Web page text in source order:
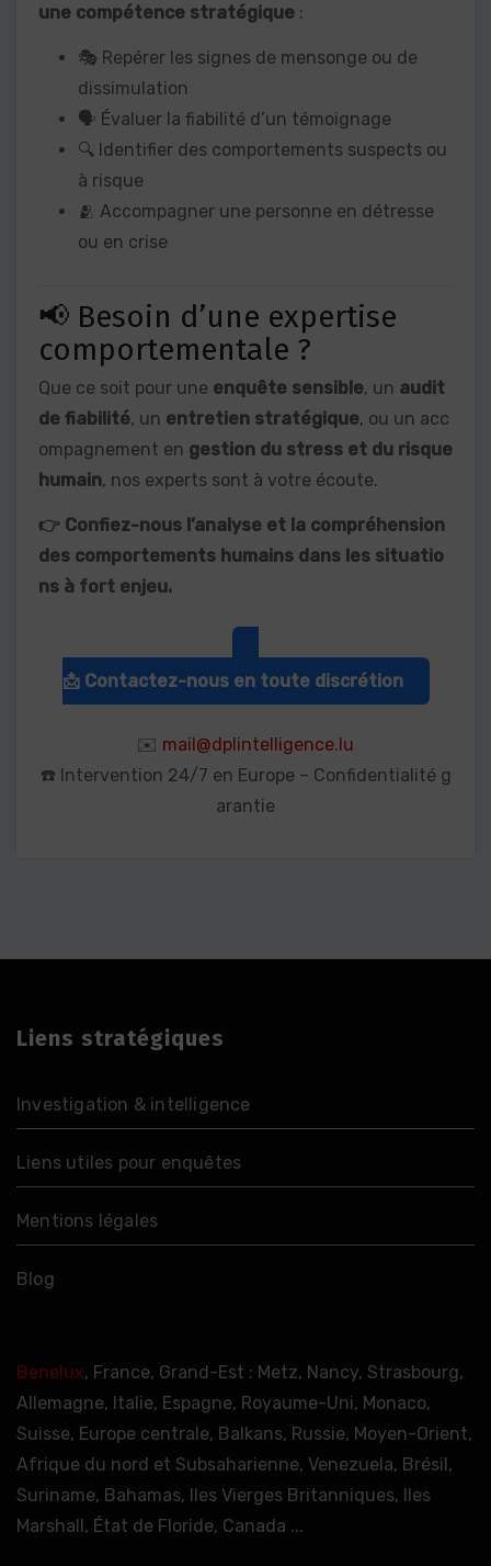
une compétence stratégique :
🎭 Repérer les signes de mensonge ou de
dissimulation
🗣️ Évaluer la fiabilité d’un témoignage
🔍 Identifier des comportements suspects ou
à risque
🫂 Accompagner une personne en détresse
ou en crise
📢 Besoin d’une expertise
comportementale ?
Que ce soit pour une enquête sensible, un audit
de fiabilité, un entretien stratégique, ou un acc
ompagnement en gestion du stress et du risque
humain, nos experts sont à votre écoute.
👉 Confiez-nous l’analyse et la compréhension
des comportements humains dans les situatio
ns à fort enjeu.
📩 Contactez-nous en toute discrétion
✉️ mail@dplintelligence.lu
☎️ Intervention 24/7 en Europe – Confidentialité g
arantie
Liens stratégiques
Investigation & intelligence
Liens utiles pour enquêtes
Mentions légales
Blog
Benelux, France, Grand-Est : Metz, Nancy, Strasbourg,
Allemagne, Italie, Espagne, Royaume-Uni, Monaco,
Suisse, Europe centrale, Balkans, Russie, Moyen-Orient,
Afrique du nord et Subsaharienne, Venezuela, Brésil,
Suriname, Bahamas, Iles Vierges Britanniques, Iles
Marshall, État de Floride, Canada ...